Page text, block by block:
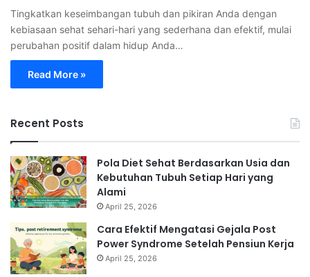
Tingkatkan keseimbangan tubuh dan pikiran Anda dengan
kebiasaan sehat sehari-hari yang sederhana dan efektif, mulai
perubahan positif dalam hidup Anda…
Read More »
Recent Posts
Pola Diet Sehat Berdasarkan Usia dan
Kebutuhan Tubuh Setiap Hari yang
Alami
April 25, 2026
Cara Efektif Mengatasi Gejala Post
Power Syndrome Setelah Pensiun Kerja
April 25, 2026